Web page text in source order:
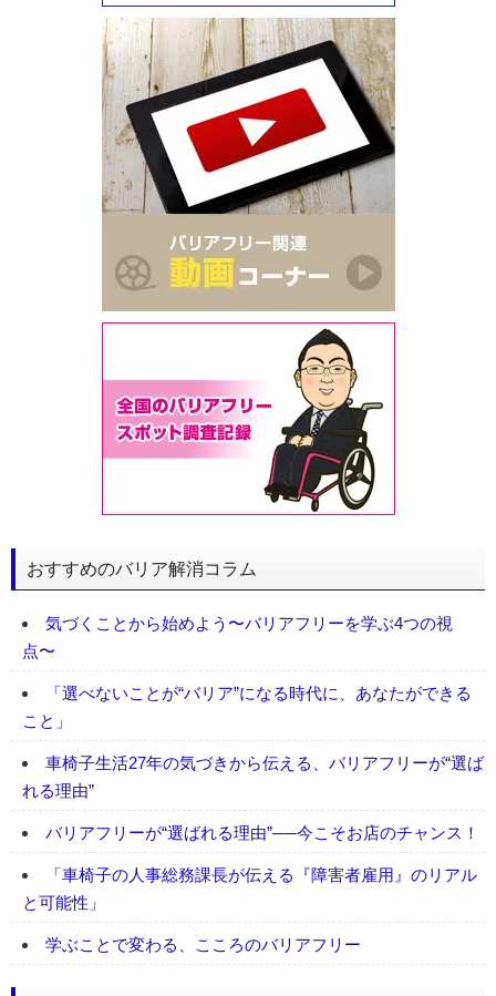
おすすめのバリア解消コラム
気づくことから始めよう〜バリアフリーを学ぶ4つの視
点〜
「選べないことが“バリア”になる時代に、あなたができる
こと」
車椅子生活27年の気づきから伝える、バリアフリーが“選ば
れる理由”
バリアフリーが“選ばれる理由”──今こそお店のチャンス！
「車椅子の人事総務課長が伝える『障害者雇用』のリアル
と可能性」
学ぶことで変わる、こころのバリアフリー